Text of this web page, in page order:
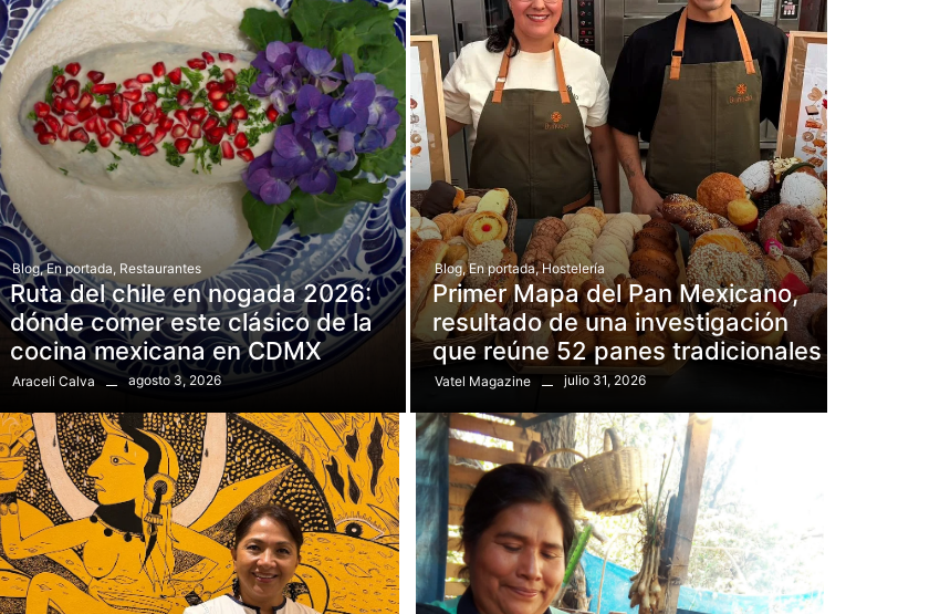
Blog, En portada, Restaurantes
Ruta del chile en nogada 2026:
dónde comer este clásico de la
cocina mexicana en CDMX
Araceli Calva agosto 3, 2026
Blog, En portada, Hostelería
Primer Mapa del Pan Mexicano,
resultado de una investigación
que reúne 52 panes tradicionales
Vatel Magazine julio 31, 2026